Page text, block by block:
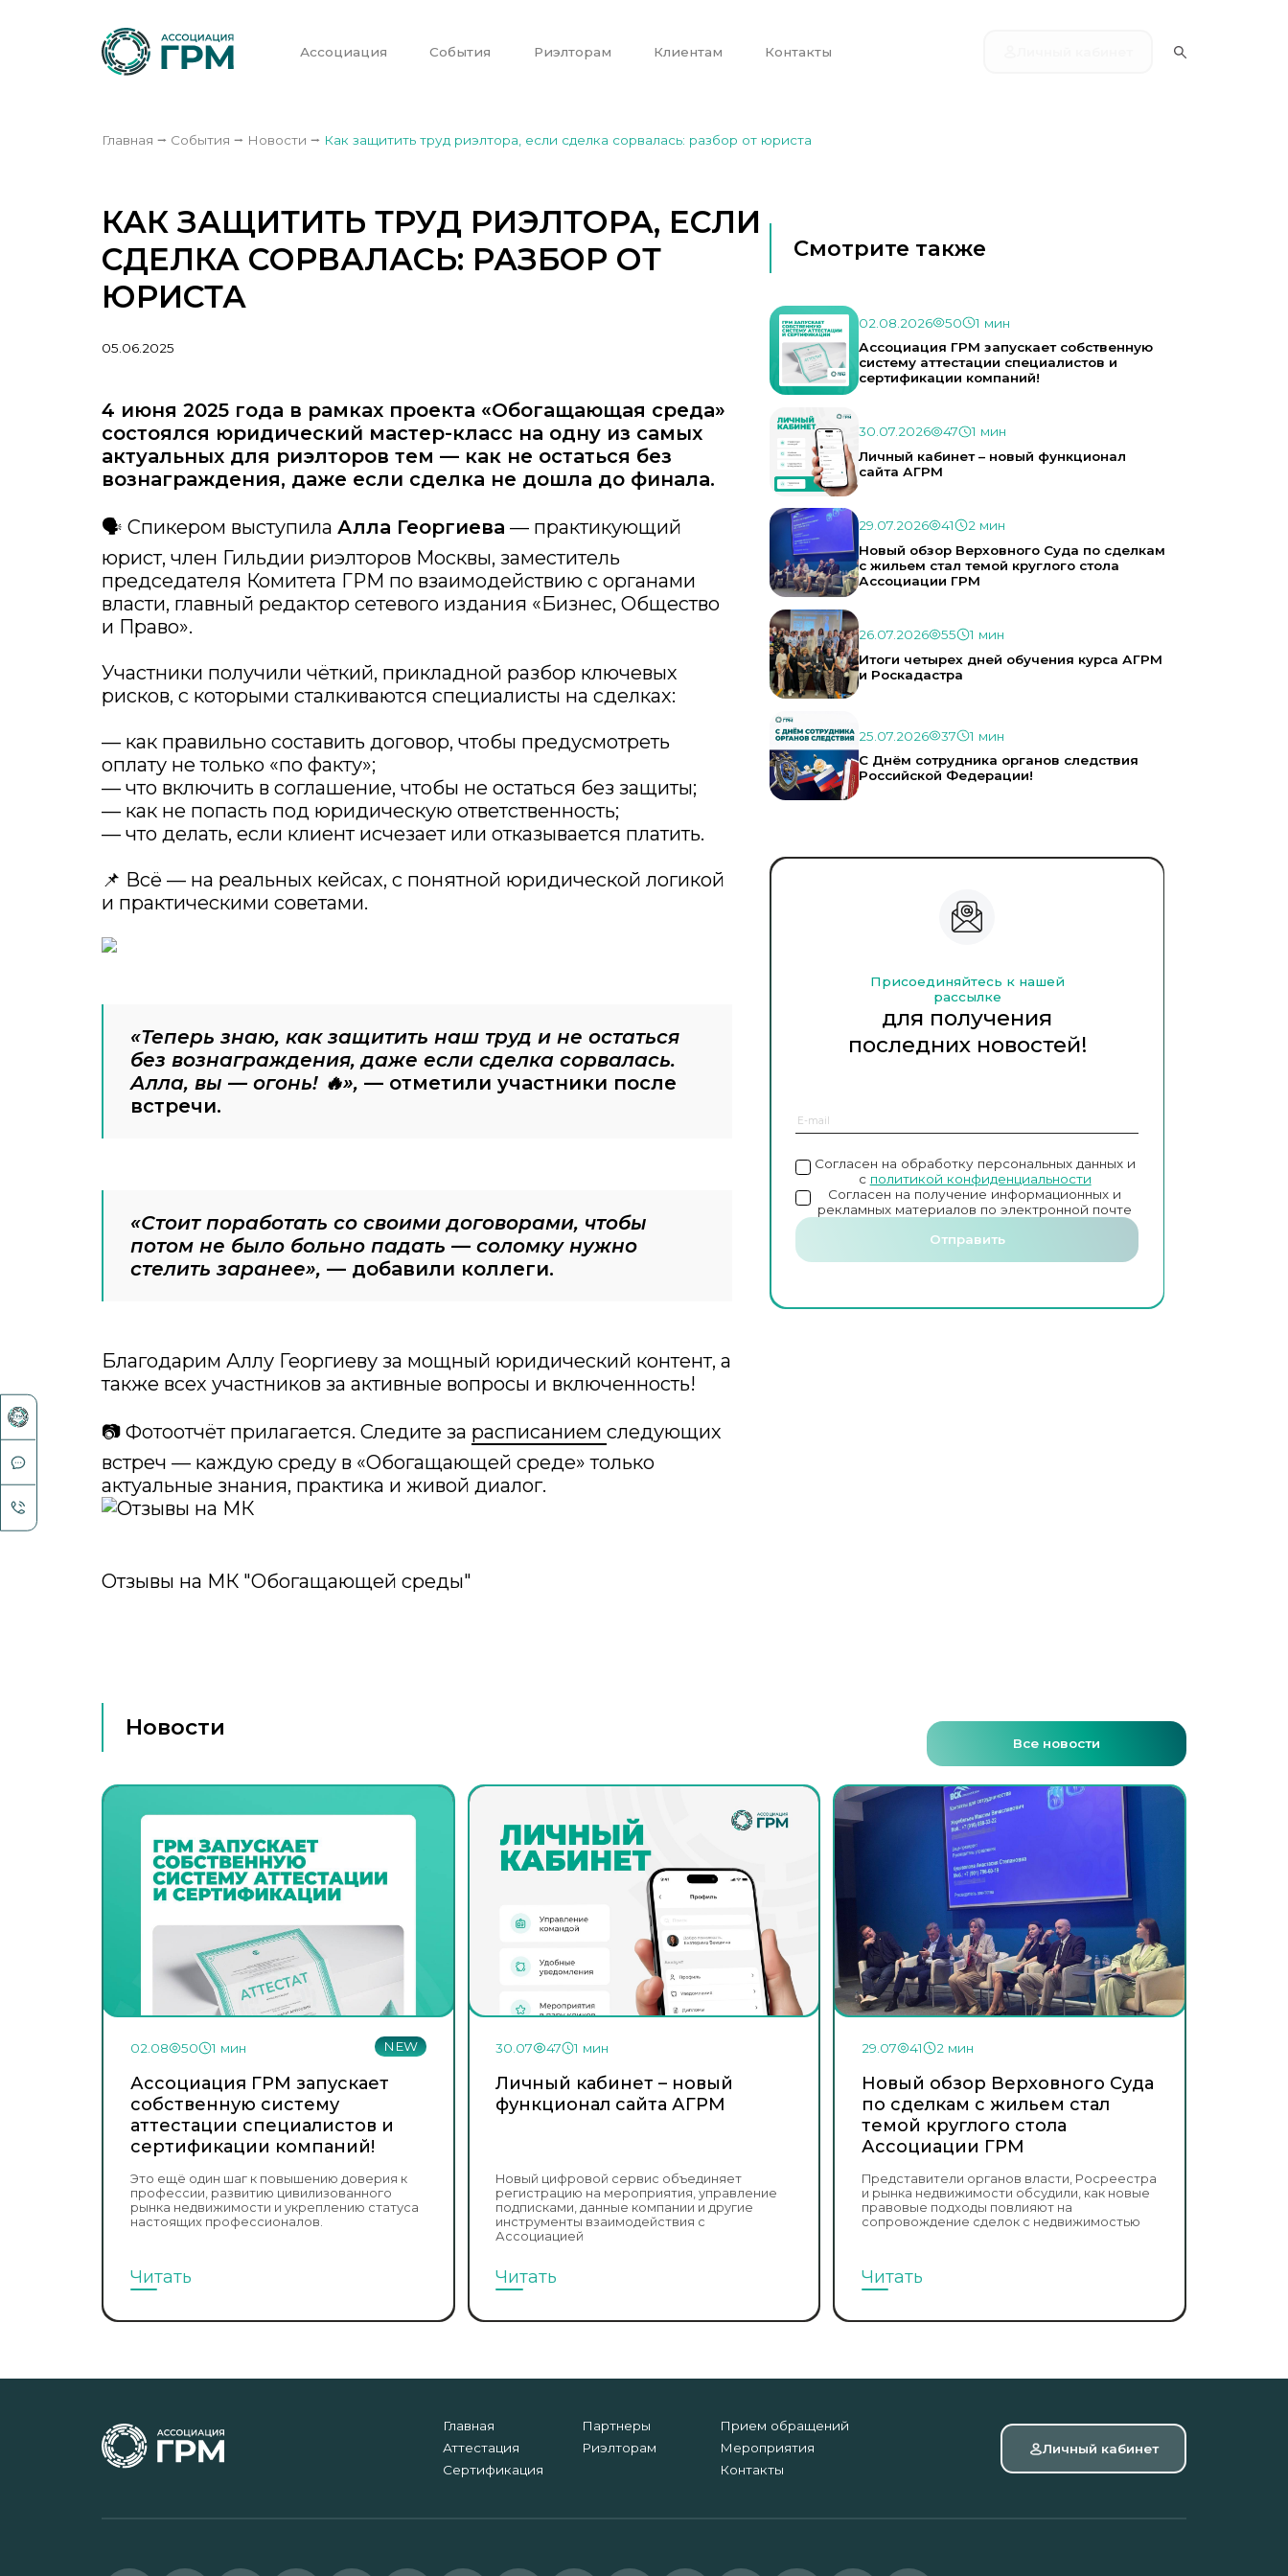
Ассоциация События Риэлторам Клиентам Контакты
Главная ⭢ События ⭢ Новости ⭢ Как защитить труд риэлтора, если сделка сорвалась: разбор от юриста
КАК ЗАЩИТИТЬ ТРУД РИЭЛТОРА, ЕСЛИ
СДЕЛКА СОРВАЛАСЬ: РАЗБОР ОТ
ЮРИСТА
05.06.2025
4 июня 2025 года в рамках проекта «Обогащающая среда»
состоялся юридический мастер-класс на одну из самых
актуальных для риэлторов тем — как не остаться без
вознаграждения, даже если сделка не дошла до финала.
🗣 Спикером выступила Алла Георгиева — практикующий
юрист, член Гильдии риэлторов Москвы, заместитель
председателя Комитета ГРМ по взаимодействию с органами
власти, главный редактор сетевого издания «Бизнес, Общество
и Право».
Участники получили чёткий, прикладной разбор ключевых
рисков, с которыми сталкиваются специалисты на сделках:
— как правильно составить договор, чтобы предусмотреть
оплату не только «по факту»;
— что включить в соглашение, чтобы не остаться без защиты;
— как не попасть под юридическую ответственность;
— что делать, если клиент исчезает или отказывается платить.
📌 Всё — на реальных кейсах, с понятной юридической логикой
и практическими советами.
«Теперь знаю, как защитить наш труд и не остаться
без вознаграждения, даже если сделка сорвалась.
Алла, вы — огонь! 🔥», — отметили участники после
встречи.
«Стоит поработать со своими договорами, чтобы
потом не было больно падать — соломку нужно
стелить заранее», — добавили коллеги.
Благодарим Аллу Георгиеву за мощный юридический контент, а
также всех участников за активные вопросы и включенность!
📷 Фотоотчёт прилагается. Следите за расписанием следующих
встреч — каждую среду в «Обогащающей среде» только
актуальные знания, практика и живой диалог.
Отзывы на МК "Обогащающей среды"
Смотрите также
02.08.2026 50
1 мин
Ассоциация ГРМ запускает собственную
систему аттестации специалистов и
сертификации компаний!
30.07.2026 47
1 мин
Личный кабинет – новый функционал
сайта АГРМ
29.07.2026 41
2 мин
Новый обзор Верховного Суда по сделкам
с жильем стал темой круглого стола
Ассоциации ГРМ
26.07.2026 55
1 мин
Итоги четырех дней обучения курса АГРМ
и Роскадастра
25.07.2026 37
1 мин
С Днём сотрудника органов следствия
Российской Федерации!
Присоединяйтесь к нашей
рассылке
для получения
последних новостей!
Согласен на обработку персональных данных и
с политикой конфиденциальности
Согласен на получение информационных и
рекламных материалов по электронной почте
Отправить
Новости
Все новости
NEW
02.08 50 1 мин
Ассоциация ГРМ запускает
собственную систему
аттестации специалистов и
сертификации компаний!
Это ещё один шаг к повышению доверия к
профессии, развитию цивилизованного
рынка недвижимости и укреплению статуса
настоящих профессионалов.
Читать
30.07 47 1 мин
Личный кабинет – новый
функционал сайта АГРМ
Новый цифровой сервис объединяет
регистрацию на мероприятия, управление
подписками, данные компании и другие
инструменты взаимодействия с
Ассоциацией
Читать
29.07 41 2 мин
Новый обзор Верховного Суда
по сделкам с жильем стал
темой круглого стола
Ассоциации ГРМ
Представители органов власти, Росреестра
и рынка недвижимости обсудили, как новые
правовые подходы повлияют на
сопровождение сделок с недвижимостью
Читать
Главная
Аттестация
Сертификация
Партнеры
Риэлторам
Прием обращений
Мероприятия
Контакты
Личный кабинет